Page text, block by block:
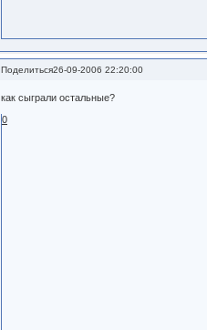
Поделиться26-09-2006 22:20:00
как сыграли остальные?
0